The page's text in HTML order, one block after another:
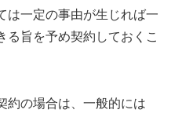
は一定の事由が生じれば一
る旨を予め契約しておくこ
約の場合は、一般的には